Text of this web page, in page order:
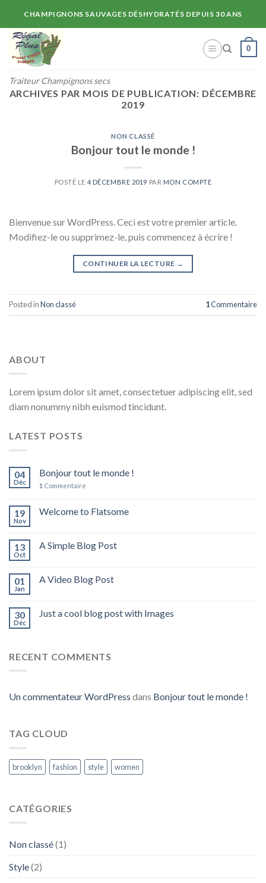
content
CHAMPIGNONS SAUVAGES DÉSHYDRATÉS DEPUIS 30 ANS
Traiteur Champignons secs
0
ARCHIVES PAR MOIS DE PUBLICATION: DÉCEMBRE
2019
NON CLASSÉ
Bonjour tout le monde !
POSTÉ LE 4 DÉCEMBRE 2019 PAR MON COMPTE
Bienvenue sur WordPress. Ceci est votre premier article.
Modifiez-le ou supprimez-le, puis commencez à écrire !
CONTINUER LA LECTURE →
Posted inNon classé 1Commentaire
ABOUT
Lorem ipsum dolor sit amet, consectetuer adipiscing elit, sed
diam nonummy nibh euismod tincidunt.
LATEST POSTS
04
Déc
Bonjour tout le monde !
1 Commentaire
19
Nov
Welcome to Flatsome
13
Oct
A Simple Blog Post
01
Jan
A Video Blog Post
30
Déc
Just a cool blog post with Images
RECENT COMMENTS
Un commentateur WordPress dans Bonjour tout le monde !
TAG CLOUD
brooklyn fashion style women
CATÉGORIES
Non classé(1)
Style(2)